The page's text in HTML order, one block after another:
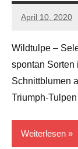
April 10, 2020
Andreas
2 Kommentare
Wildtulpe –
spontan Sorten
Schnittblumen
Triumph-
Weiterlesen